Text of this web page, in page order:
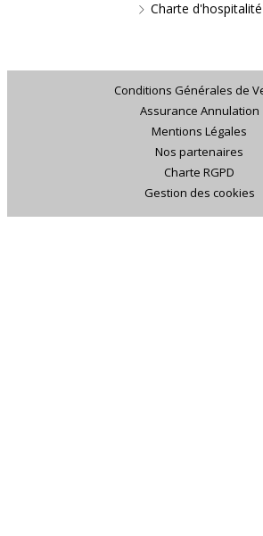
Charte d'hospitalité
Conditions Générales de
Assurance Annulation
Mentions Légales
Nos partenaires
Charte RGPD
Gestion des cookies